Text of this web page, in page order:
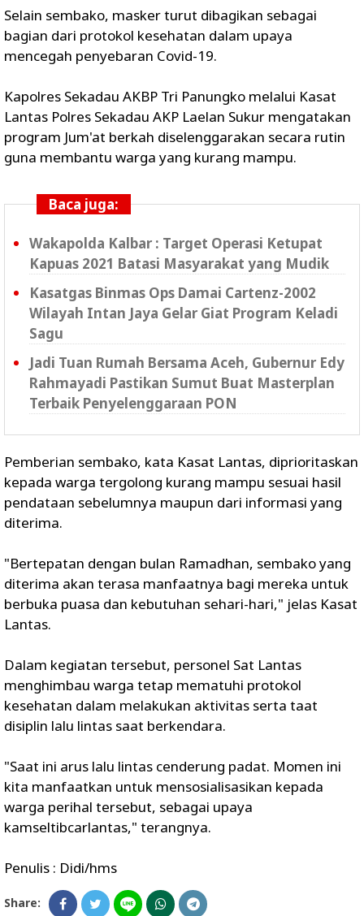
Selain sembako, masker turut dibagikan sebagai
bagian dari protokol kesehatan dalam upaya
mencegah penyebaran Covid-19.
Kapolres Sekadau AKBP Tri Panungko melalui Kasat
Lantas Polres Sekadau AKP Laelan Sukur mengatakan
program Jum'at berkah diselenggarakan secara rutin
guna membantu warga yang kurang mampu.
Baca juga:
Wakapolda Kalbar : Target Operasi Ketupat
Kapuas 2021 Batasi Masyarakat yang Mudik
Kasatgas Binmas Ops Damai Cartenz-2002
Wilayah Intan Jaya Gelar Giat Program Keladi
Sagu
Jadi Tuan Rumah Bersama Aceh, Gubernur Edy
Rahmayadi Pastikan Sumut Buat Masterplan
Terbaik Penyelenggaraan PON
Pemberian sembako, kata Kasat Lantas, diprioritaskan
kepada warga tergolong kurang mampu sesuai hasil
pendataan sebelumnya maupun dari informasi yang
diterima.
"Bertepatan dengan bulan Ramadhan, sembako yang
diterima akan terasa manfaatnya bagi mereka untuk
berbuka puasa dan kebutuhan sehari-hari," jelas Kasat
Lantas.
Dalam kegiatan tersebut, personel Sat Lantas
menghimbau warga tetap mematuhi protokol
kesehatan dalam melakukan aktivitas serta taat
disiplin lalu lintas saat berkendara.
"Saat ini arus lalu lintas cenderung padat. Momen ini
kita manfaatkan untuk mensosialisasikan kepada
warga perihal tersebut, sebagai upaya
kamseltibcarlantas," terangnya.
Penulis : Didi/hms
Share: